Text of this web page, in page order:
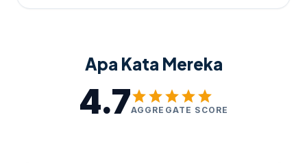
Apa Kata Mereka
4.7starstarstarstarstar
AGGREGATE SCORE